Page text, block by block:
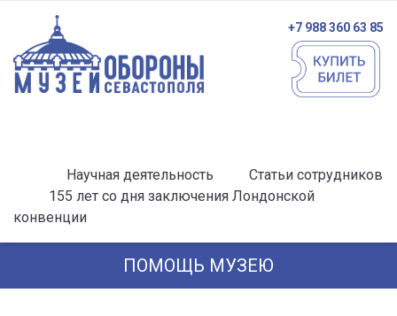
+7 988 360 63 85
Научная деятельность
Статьи сотрудников
155 лет со дня заключения Лондонской
конвенции
ПОМОЩЬ МУЗЕЮ